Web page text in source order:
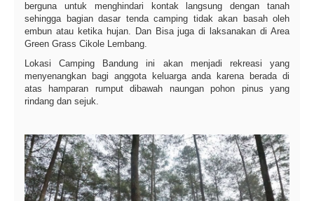
berguna untuk menghindari kontak langsung dengan tanah
sehingga bagian dasar tenda camping tidak akan basah oleh
embun atau ketika hujan. Dan Bisa juga di laksanakan di Area
Green Grass Cikole Lembang.
Lokasi Camping Bandung ini akan menjadi rekreasi yang
menyenangkan bagi anggota keluarga anda karena berada di
atas hamparan rumput dibawah naungan pohon pinus yang
rindang dan sejuk.